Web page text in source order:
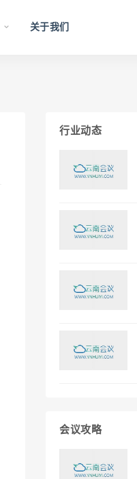
关于我们
行业动态
会议攻略